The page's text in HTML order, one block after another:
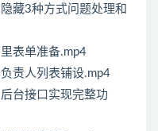
藏3种方式问题处理和
表单准备.mp4
责人列表铺设.mp4
台接口实现完整功